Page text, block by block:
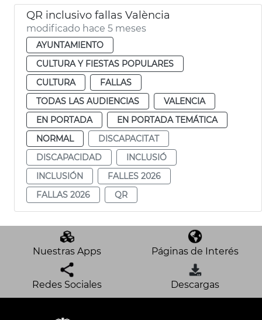
QR inclusivo fallas València
modificado hace 5 meses
AYUNTAMIENTO
CULTURA Y FIESTAS POPULARES
CULTURA
FALLAS
TODAS LAS AUDIENCIAS
VALENCIA
EN PORTADA
EN PORTADA TEMÁTICA
NORMAL
DISCAPACITAT
DISCAPACIDAD
INCLUSIÓ
INCLUSIÓN
FALLES 2026
FALLAS 2026
QR
Nuestras Apps Páginas de Interés
Redes Sociales Descargas